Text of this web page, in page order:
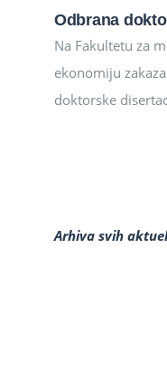
Odbrana
Na Fakultetu za
ekonomiju
doktorske
Arhiva svih